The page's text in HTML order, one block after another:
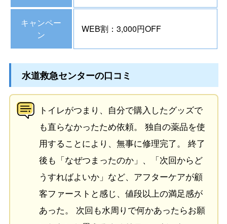
キャンペー
ン
WEB割：3,000円OFF
水道救急センターの口コミ
トイレがつまり、自分で購入したグッズで
も直らなかったため依頼。 独自の薬品を使
用することにより、無事に修理完了。 終了
後も「なぜつまったのか」、「次回からど
うすればよいか」など、アフターケアが顧
客ファーストと感じ、値段以上の満足感が
あった。 次回も水周りで何かあったらお願